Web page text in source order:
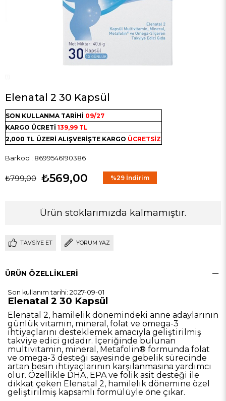
Elenatal 2 30 Kapsül
SON KULLANMA TARİHİ 09/27
KARGO ÜCRETİ139,99 TL
2,000 TL ÜZERİ ALIŞVERİŞTE KARGO ÜCRETSİZ
Barkod : 8699546190386
₺799,00 ₺569,00 %29 İndirim
Ürün stoklarımızda kalmamıştır.
TAVSIYE ET YORUM YAZ
ÜRÜN ÖZELLIKLERI
Son kullanım tarihi: 2027-09-01
Elenatal 2 30 Kapsül
Elenatal 2, hamilelik dönemindeki anne adaylarının
günlük vitamin, mineral, folat ve omega-3
ihtiyaçlarını desteklemek amacıyla geliştirilmiş
takviye edici gıdadır. İçeriğinde bulunan
multivitamin, mineral, Metafolin® formunda folat
ve omega-3 desteği sayesinde gebelik sürecinde
artan besin ihtiyaçlarının karşılanmasına yardımcı
olur. Özellikle DHA, EPA ve folik asit desteği ile
dikkat çeken Elenatal 2, hamilelik dönemine özel
geliştirilmiş kapsamlı formülüyle öne çıkar.